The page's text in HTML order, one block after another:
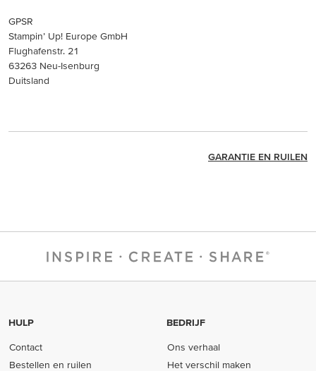
GPSR
Stampin’ Up! Europe GmbH
Flughafenstr. 21
63263 Neu-Isenburg
Duitsland
GARANTIE EN RUILEN
HULP
Contact
Bestellen en ruilen
BEDRIJF
Ons verhaal
Het verschil maken